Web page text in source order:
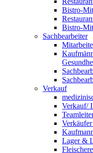
Bistro-
Bistro-
Sachbearbeiter
Verkauf
Verkauf/
Lager &